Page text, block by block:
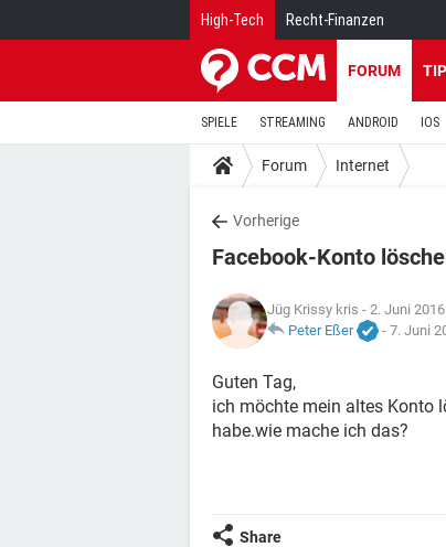
High-Tech Recht-Finanzen
FORUM
SPIELE STREAMING ANDROID IOS
Forum Internet
Vorherige
Facebook-Konto
Jüg Krissy kris - 2. Juni
Peter Eßer
- 7. Juni
Guten Tag,
ich möchte mein altes Konto
habe.wie mache ich das?
Share